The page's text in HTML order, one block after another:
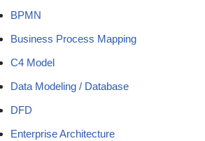
BPMN
Business Process Mapping
C4 Model
Data Modeling / Database
DFD
Enterprise Architecture